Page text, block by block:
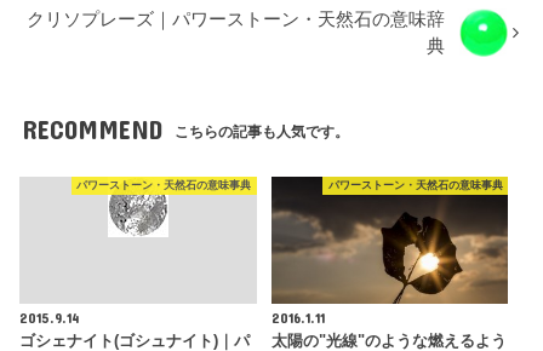
クリソプレーズ｜パワーストーン・天然石の意味辞
典
RECOMMEND こちらの記事も人気です。
パワーストーン・天然石の意味事典
2015.9.14
ゴシェナイト(ゴシュナイト)｜パ
パワーストーン・天然石の意味事典
2016.1.11
太陽の"光線"のような燃えるよう